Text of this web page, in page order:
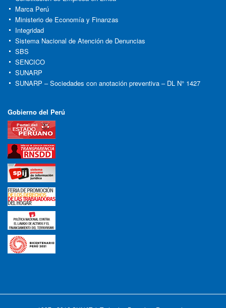
Marca Perú
Ministerio de Economía y Finanzas
Integridad
Sistema Nacional de Atención de Denuncias
SBS
SENCICO
SUNARP
SUNARP – Sociedades con anotación preventiva – DL N° 1427
Gobierno del Perú